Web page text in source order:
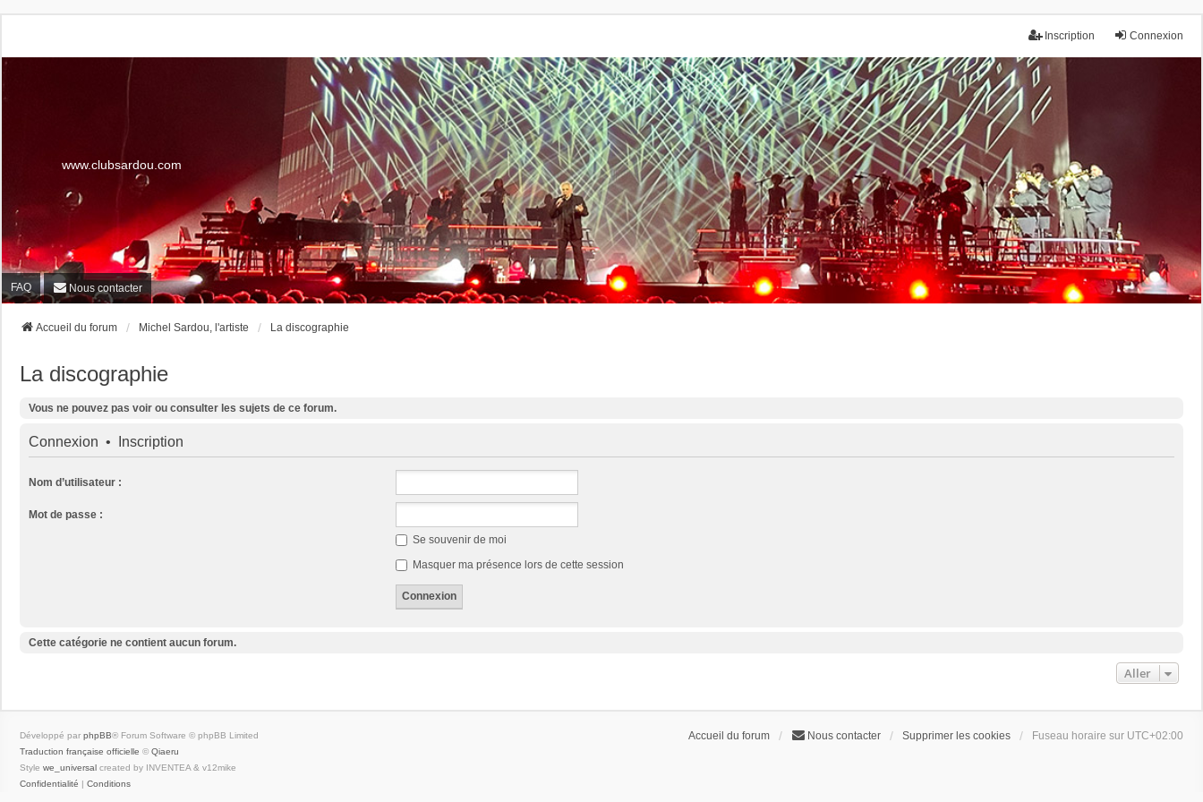
Connexion
Inscription
www.clubsardou.com
FAQ Nous contacter
Accueil du forum Michel Sardou, l'artiste La discographie
La discographie
Vous ne pouvez pas voir ou consulter les sujets de ce forum.
Connexion • Inscription
Nom d’utilisateur :
Mot de passe :
Se souvenir de moi
Masquer ma présence lors de cette session
Cette catégorie ne contient aucun forum.
Aller
Accueil du forum Nous contacter Supprimer les cookies Fuseau horaire sur UTC+02:00
Développé par phpBB® Forum Software © phpBB Limited
Traduction française officielle © Qiaeru
Style we_universal created by INVENTEA & v12mike
Confidentialité | Conditions